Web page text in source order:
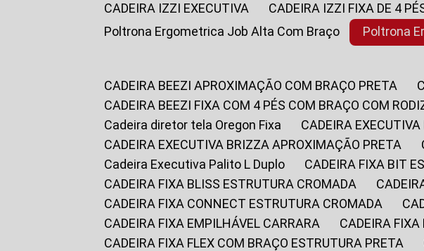
CADEIRA IZZI EXECUTIVA
CADEIRA IZZI FIXA DE 4
Poltrona Ergometrica Job Alta Com Braço
Poltrona
CADEIRA BEEZI APROXIMAÇÃO COM BRAÇO PRETA
CADEIRA BEEZI FIXA COM 4 PÉS COM BRAÇO COM
Cadeira diretor tela Oregon Fixa
CADEIRA
CADEIRA EXECUTIVA BRIZZA APROXIMAÇÃO PRETA
Cadeira Executiva Palito L Duplo
CADEIRA FIXA BIT
CADEIRA FIXA BLISS ESTRUTURA CROMADA
CADEIRA FIXA CONNECT ESTRUTURA CROMADA
CADEIRA FIXA EMPILHÁVEL CARRARA
CADEIRA
CADEIRA FIXA FLEX COM BRAÇO ESTRUTURA PRETA